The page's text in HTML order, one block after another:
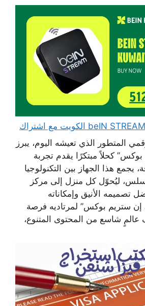
المتطور الذي تعيشه اليوم، يبرز
كحلاً مبتكرًا يقدم تجربة
يجمع هذا الجهاز بين التكنولوجيا
ليُحوّل كل منزل إلى مركز
تصميمه الأنيق وإمكاناته
إن ستريم بوكس” لمرتاديه فرصة
عالمٍ شاسع من المحتوى المتنوع،